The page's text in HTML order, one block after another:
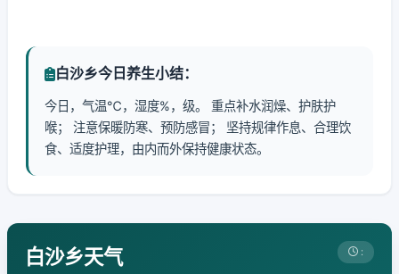
白沙乡今日养生小结：
今日，气温℃，湿度%，级。 重点补水润燥、护肤护
喉； 注意保暖防寒、预防感冒； 坚持规律作息、合理饮
食、适度护理，由内而外保持健康状态。
白沙乡天气 :